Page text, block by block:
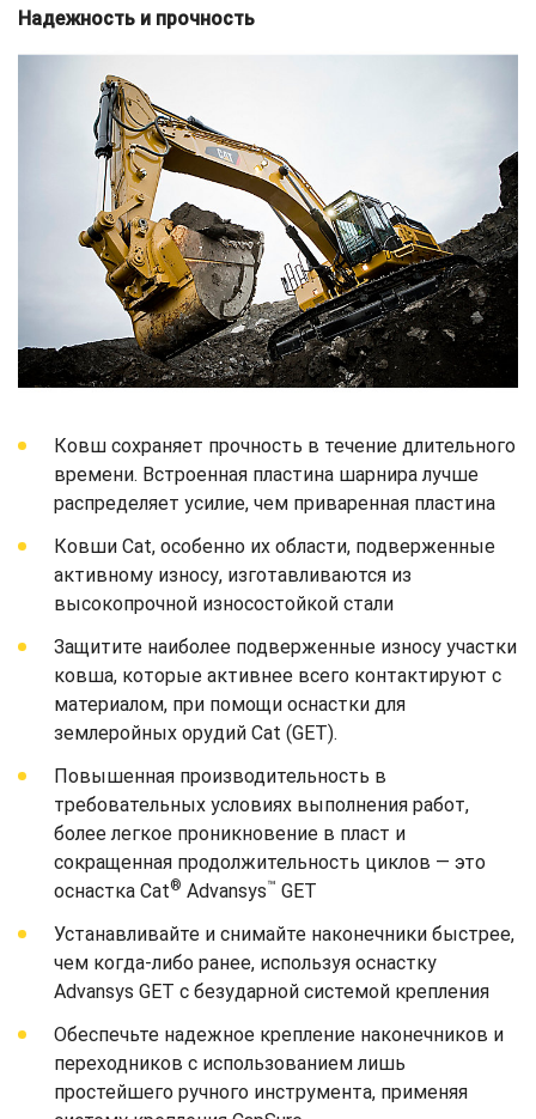
Надежность и прочность
Ковш сохраняет прочность в течение длительного
времени. Встроенная пластина шарнира лучше
распределяет усилие, чем приваренная пластина
Ковши Cat, особенно их области, подверженные
активному износу, изготавливаются из
высокопрочной износостойкой стали
Защитите наиболее подверженные износу участки
ковша, которые активнее всего контактируют с
материалом, при помощи оснастки для
землеройных орудий Cat (GET).
Повышенная производительность в
требовательных условиях выполнения работ,
более легкое проникновение в пласт и
сокращенная продолжительность циклов — это
оснастка Cat® Advansys™ GET
Устанавливайте и снимайте наконечники быстрее,
чем когда-либо ранее, используя оснастку
Advansys GET с безударной системой крепления
Обеспечьте надежное крепление наконечников и
переходников с использованием лишь
простейшего ручного инструмента, применяя